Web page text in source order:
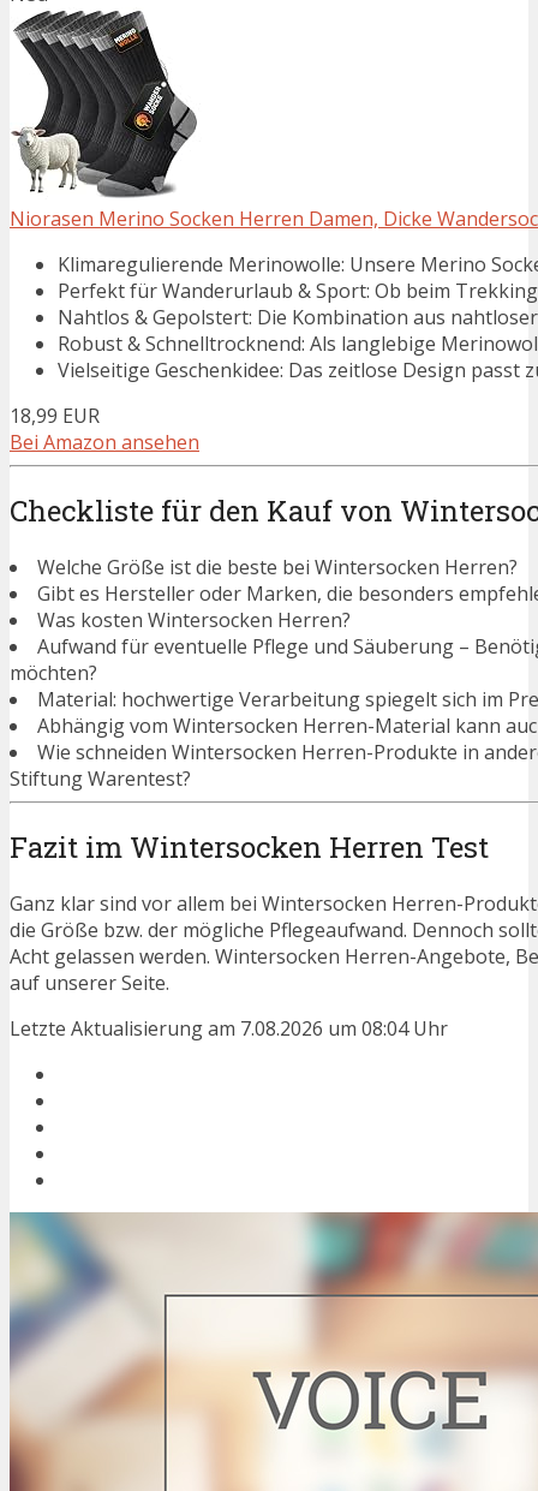
Niorasen Merino Socken Herren Damen, Dicke
Klimaregulierende Merinowolle:​ Unsere Merino
Perfekt für Wanderurlaub & Sport:​ Ob beim
Nahtlos & Gepolstert:​ Die Kombination aus
Robust & Schnelltrocknend:​ Als langlebige
Vielseitige Geschenkidee:​ Das zeitlose Design
18,99 EUR
Bei Amazon ansehen
Checkliste für den Kauf von
Welche Größe ist die beste bei Wintersocken Herren?
Gibt es Hersteller oder Marken, die besonders
Was kosten Wintersocken Herren?
Aufwand für eventuelle Pflege und Säuberung –
möchten?
Material: hochwertige Verarbeitung spiegelt sich im
Abhängig vom Wintersocken Herren-Material kann
Wie schneiden Wintersocken Herren-Produkte in
Stiftung Warentest?
Fazit im Wintersocken Herren Test
Ganz klar sind vor allem bei Wintersocken Herren-
die Größe bzw. der mögliche Pflegeaufwand. Dennoch
Acht gelassen werden. Wintersocken Herren-Angebote,
auf unserer Seite.
Letzte Aktualisierung am 7.08.2026 um 08:04 Uhr